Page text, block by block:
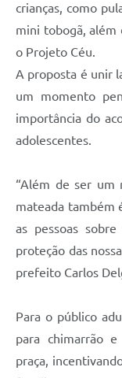
Galeria de Fotos
Contratos
Obras
Galeria de Vídeos
Links
Telefones Úteis
crianças, como
mini tobogã, além
o Projeto Céu.
A proposta é unir
um momento
importância do
adolescentes.
“Além de ser um
mateada também
as pessoas
proteção das
prefeito Carlos
Para o público
para chimarrão
praça,